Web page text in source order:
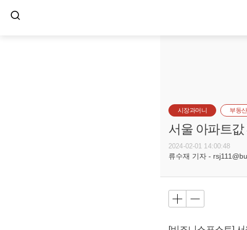
시장과머니 부동산
서울 아파트값
2024-02-01 14:00:48
류수재 기자 -